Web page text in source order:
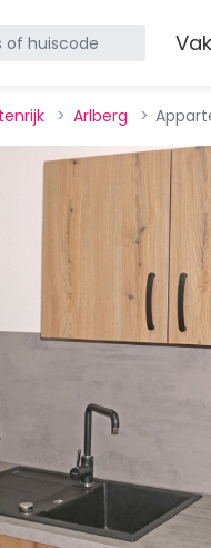
Arlberg